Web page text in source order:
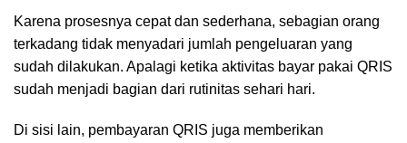
Karena prosesnya cepat dan sederhana, sebagian orang
terkadang tidak menyadari jumlah pengeluaran yang
sudah dilakukan. Apalagi ketika aktivitas bayar pakai QRIS
sudah menjadi bagian dari rutinitas sehari hari.
Di sisi lain, pembayaran QRIS juga memberikan